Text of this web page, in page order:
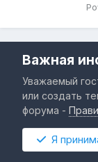
Важная
Уважаемый
или создать
форума -
Я